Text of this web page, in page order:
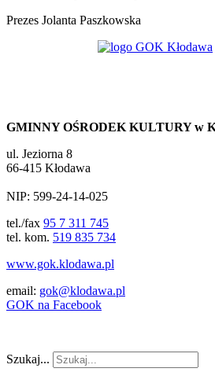
Prezes Jolanta Paszkowska
GMINNY OŚRODEK KULTURY w
ul. Jeziorna 8
66-415 Kłodawa
NIP: 599-24-14-025
tel./fax 95 7 311 745
tel. kom. 519 835 734
www.gok.klodawa.pl
email: gok@klodawa.pl
GOK na Facebook
Szukaj...